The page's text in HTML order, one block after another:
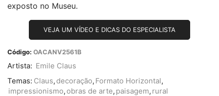
exposto no Museu.
VEJA UM VÍDEO E DICAS DO ESPECIALISTA
Código: OACANV2561B
Artista: Emile Claus
Temas: Claus, decoração, Formato Horizontal,
impressionismo, obras de arte, paisagem, rural